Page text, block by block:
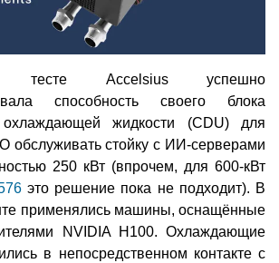
Accelsius успешно
способность своего блока
охлаждающей жидкости (CDU) для
стойку с ИИ-серверами
250 кВт (впрочем, для 600-кВт
это решение пока не подходит). В
применялись машины, оснащённые
NVIDIA H100. Охлаждающие
в непосредственном контакте с